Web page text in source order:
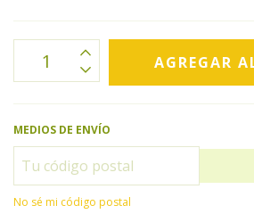
MEDIOS DE ENVÍO
No sé mi código postal